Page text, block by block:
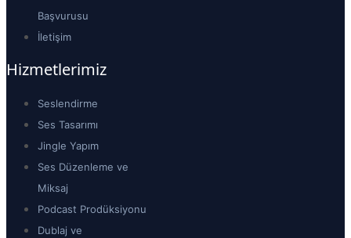
Başvurusu
İletişim
Hizmetlerimiz
Seslendirme
Ses Tasarımı
Jingle Yapım
Ses Düzenleme ve
Miksaj
Podcast Prodüksiyonu
Dublaj ve